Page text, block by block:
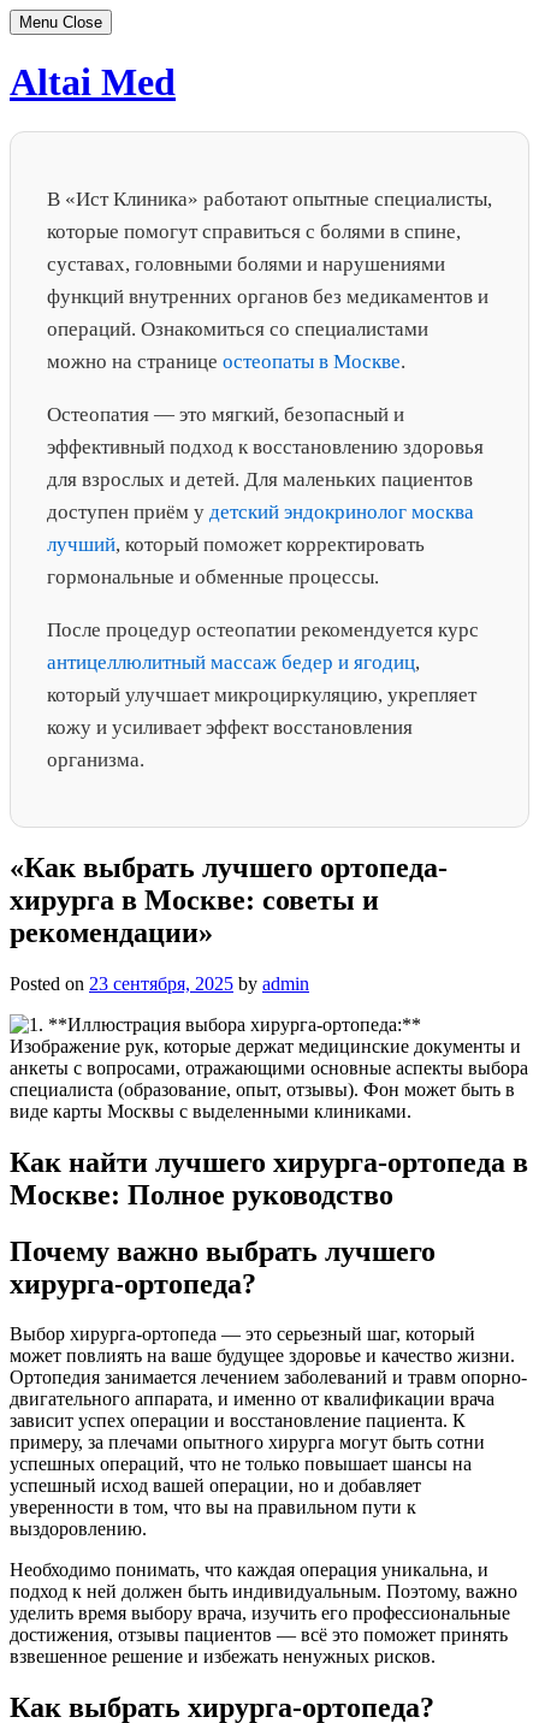
Menu Close
Skip
to
Altai Med
В «Ист Клиника» работают опытные специалисты,
которые помогут справиться с болями в спине,
суставах, головными болями и нарушениями
функций внутренних органов без медикаментов и
операций. Ознакомиться со специалистами
можно на странице остеопаты в Москве.
Остеопатия — это мягкий, безопасный и
эффективный подход к восстановлению здоровья
для взрослых и детей. Для маленьких пациентов
доступен приём у детский эндокринолог москва
лучший, который поможет корректировать
гормональные и обменные процессы.
После процедур остеопатии рекомендуется курс
антицеллюлитный массаж бедер и ягодиц,
который улучшает микроциркуляцию, укрепляет
кожу и усиливает эффект восстановления
организма.
«Как выбрать лучшего ортопеда-
хирурга в Москве: советы и
рекомендации»
Posted on 23 сентября, 2025 by admin
Как найти лучшего хирурга-ортопеда в
Москве: Полное руководство
Почему важно выбрать лучшего
хирурга-ортопеда?
Выбор хирурга-ортопеда — это серьезный шаг, который
может повлиять на ваше будущее здоровье и качество жизни.
Ортопедия занимается лечением заболеваний и травм опорно-
двигательного аппарата, и именно от квалификации врача
зависит успех операции и восстановление пациента. К
примеру, за плечами опытного хирурга могут быть сотни
успешных операций, что не только повышает шансы на
успешный исход вашей операции, но и добавляет
уверенности в том, что вы на правильном пути к
выздоровлению.
Необходимо понимать, что каждая операция уникальна, и
подход к ней должен быть индивидуальным. Поэтому, важно
уделить время выбору врача, изучить его профессиональные
достижения, отзывы пациентов — всё это поможет принять
взвешенное решение и избежать ненужных рисков.
Как выбрать хирурга-ортопеда?